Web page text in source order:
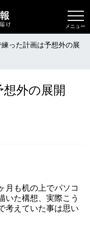
メニュー
った計画は予想外の展
外の展開
月も机の上でパソコ
いた構想、実際こう
考えていた事は思い